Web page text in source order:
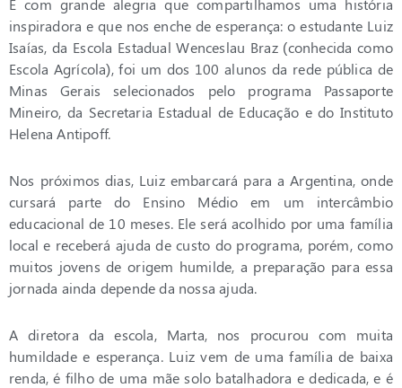
É com grande alegria que compartilhamos uma história
inspiradora e que nos enche de esperança: o estudante Luiz
Isaías, da Escola Estadual Wenceslau Braz (conhecida como
Escola Agrícola), foi um dos 100 alunos da rede pública de
Minas Gerais selecionados pelo programa Passaporte
Mineiro, da Secretaria Estadual de Educação e do Instituto
Helena Antipoff.
Nos próximos dias, Luiz embarcará para a Argentina, onde
cursará parte do Ensino Médio em um intercâmbio
educacional de 10 meses. Ele será acolhido por uma família
local e receberá ajuda de custo do programa, porém, como
muitos jovens de origem humilde, a preparação para essa
jornada ainda depende da nossa ajuda.
A diretora da escola, Marta, nos procurou com muita
humildade e esperança. Luiz vem de uma família de baixa
renda, é filho de uma mãe solo batalhadora e dedicada, e é